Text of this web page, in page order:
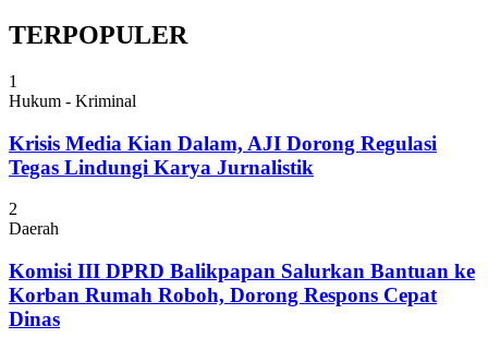
TERPOPULER
1
Hukum - Kriminal
Krisis Media Kian Dalam, AJI Dorong Regulasi
Tegas Lindungi Karya Jurnalistik
2
Daerah
Komisi III DPRD Balikpapan Salurkan Bantuan ke
Korban Rumah Roboh, Dorong Respons Cepat
Dinas